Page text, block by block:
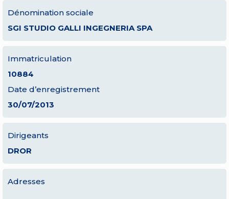
Dénomination sociale
SGI STUDIO GALLI INGEGNERIA SPA
Immatriculation
10884
Date d’enregistrement
30/07/2013
Dirigeants
DROR
Adresses